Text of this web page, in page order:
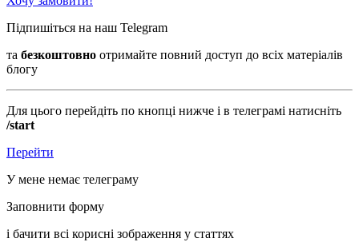
Підпишіться на наш Telegram
та безкоштовно отримайте повний доступ до всіх матеріалів
блогу
Для цього перейдіть по кнопці нижче і в телеграмі натисніть
/start
Перейти
У мене немає телеграму
Заповнити форму
і бачити всі корисні зображення у статтях